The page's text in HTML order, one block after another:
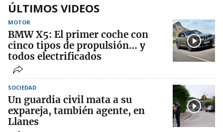
ÚLTIMOS VIDEOS
MOTOR
BMW X5: El primer coche con
cinco tipos de propulsión… y
todos electrificados
SOCIEDAD
Un guardia civil mata a su
expareja, también agente, en
Llanes